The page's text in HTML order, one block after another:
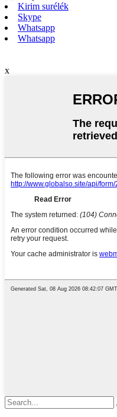
Kirim surélék
Skype
Whatsapp
Whatsapp
x